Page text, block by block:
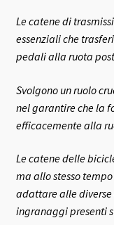
Le catene di
essenziali che
pedali alla ruota
Svolgono un ruolo
nel garantire che la
efficacemente alla
Le catene delle
ma allo stesso
adattare alle
ingranaggi presenti